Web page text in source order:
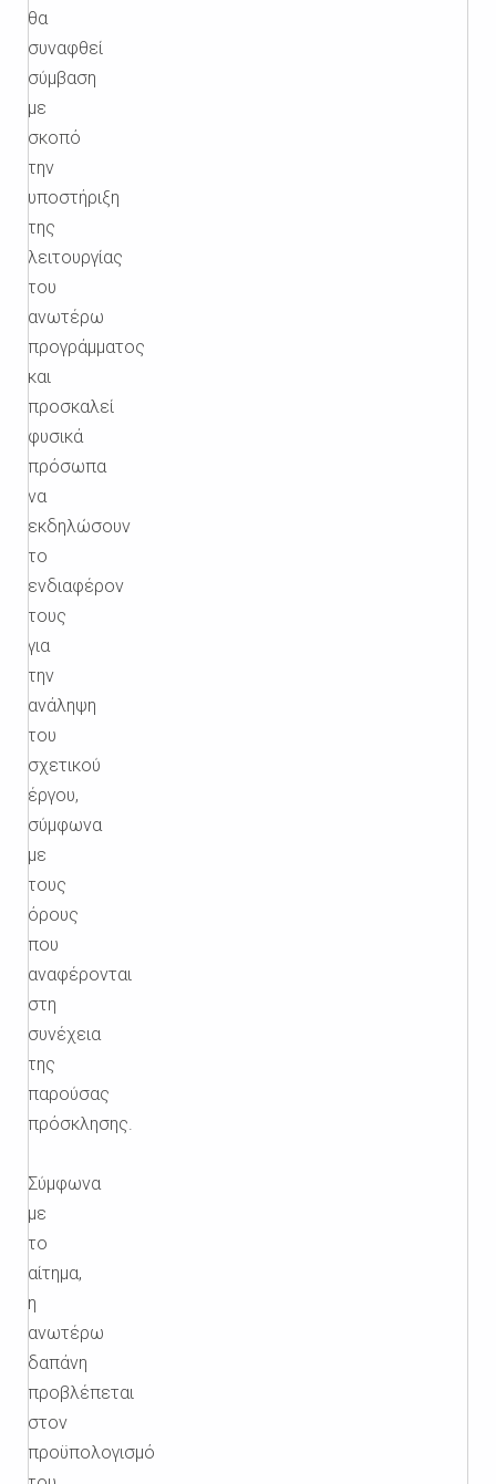
θα
συναφθεί
σύμβαση
με
σκοπό
την
υποστήριξη
της
λειτουργίας
του
ανωτέρω
προγράμματος
και
προσκαλεί
φυσικά
πρόσωπα
να
εκδηλώσουν
το
ενδιαφέρον
τους
για
την
ανάληψη
του
σχετικού
έργου,
σύμφωνα
με
τους
όρους
που
αναφέρονται
στη
συνέχεια
της
παρούσας
πρόσκλησης.
Σύμφωνα
με
το
αίτημα,
η
ανωτέρω
δαπάνη
προβλέπεται
στον
προϋπολογισμό